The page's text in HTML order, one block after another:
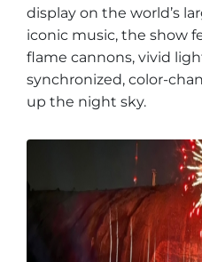
display on the world’s
iconic music, the show
flame cannons, vivid
synchronized, color-
up the night sky.